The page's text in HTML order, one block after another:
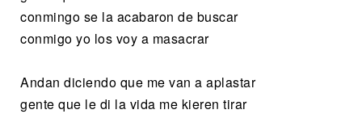
conmingo se la acabaron de buscar
conmigo yo los voy a masacrar
Andan diciendo que me van a aplastar
gente que le di la vida me kieren tirar